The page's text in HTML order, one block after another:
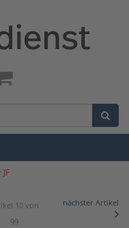
10 von
99
nächster Artikel